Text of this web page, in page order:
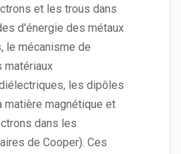
et les trous dans
d'énergie des métaux
le mécanisme de
matériaux
les dipôles
matière magnétique et
dans les
de Cooper). Ces